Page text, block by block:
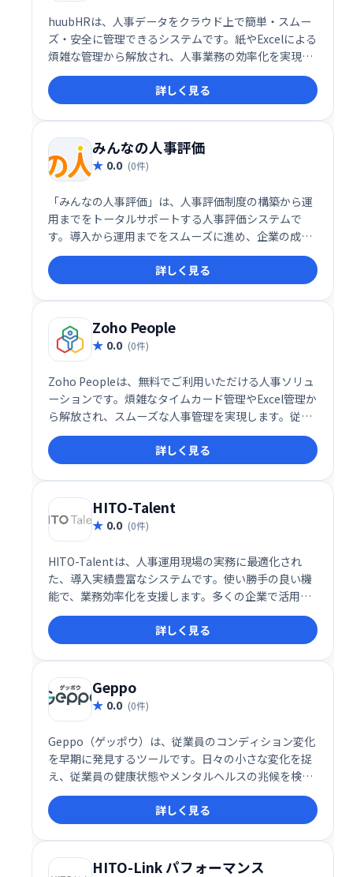
huubHRは、人事データをクラウド上で簡単・スムー
ズ・安全に管理できるシステムです。紙やExcelによる
煩雑な管理から解放され、人事業務の効率化を実現し
ます。5名以下の企業なら全機能を無料で利用可能。
人事データの活用で、よりスムーズな人事管理を実現
しましょう。
詳しく見る
みんなの人事評価
0.0 (0件)
「みんなの人事評価」は、人事評価制度の構築から運
用までをトータルサポートする人事評価システムで
す。導入から運用までをスムーズに進め、企業の成長
を支援します。
詳しく見る
Zoho People
0.0 (0件)
Zoho Peopleは、無料でご利用いただける人事ソリュ
ーションです。煩雑なタイムカード管理やExcel管理か
ら解放され、スムーズな人事管理を実現します。従業
員の勤怠管理から、人事関連業務までを効率化し、新
しい働き方への移行を支援します。無料なので、まず
はお気軽にお試しください。
詳しく見る
HITO-Talent
0.0 (0件)
HITO-Talentは、人事運用現場の実務に最適化され
た、導入実績豊富なシステムです。使い勝手の良い機
能で、業務効率化を支援します。多くの企業で活用さ
れ、その効果を実証済みです。
詳しく見る
Geppo
0.0 (0件)
Geppo（ゲッポウ）は、従業員のコンディション変化
を早期に発見するツールです。日々の小さな変化を捉
え、従業員の健康状態やメンタルヘルスの兆候を検知
することで、早期対応を支援します。 働きがいのある
職場環境づくりに貢献し、生産性向上にも繋がりま
す。
詳しく見る
HITO-Link パフォーマンス